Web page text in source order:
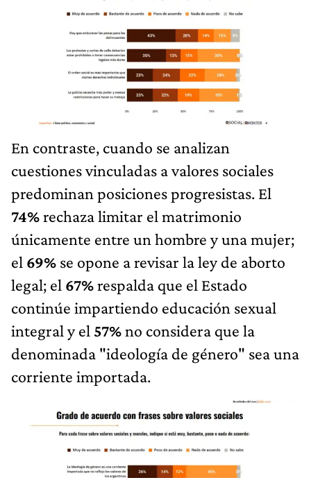
En contraste, cuando se analizan
cuestiones vinculadas a valores sociales
predominan posiciones progresistas. El
74%rechaza limitar el matrimonio
únicamente entre un hombre y una mujer;
el 69% se opone a revisar la ley de aborto
legal; el 67%respalda que el Estado
continúe impartiendo educación sexual
integral y el 57%no considera que la
denominada "ideología de género" sea una
corriente importada.